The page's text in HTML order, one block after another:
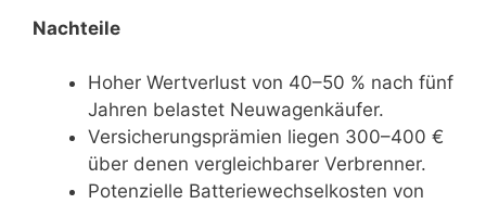
Nachteile
Hoher Wertverlust von 40–50 % nach fünf
Jahren belastet Neuwagenkäufer.
Versicherungsprämien liegen 300–400 €
über denen vergleichbarer Verbrenner.
Potenzielle Batteriewechselkosten von